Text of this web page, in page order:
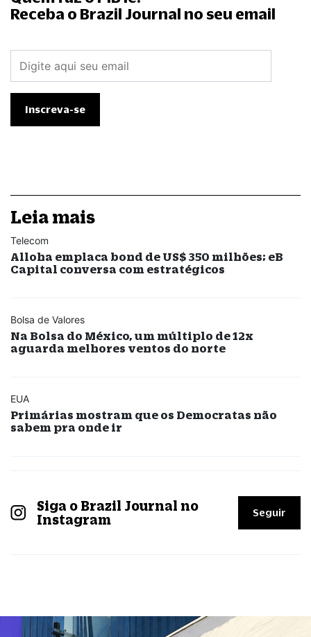
Receba o Brazil Journal no seu email
Leia mais
Telecom
Alloha emplaca bond de US$ 350 milhões; eB
Capital conversa com estratégicos
Bolsa de Valores
Na Bolsa do México, um múltiplo de 12x
aguarda melhores ventos do norte
EUA
Primárias mostram que os Democratas não
sabem pra onde ir
Siga o Brazil Journal no
Instagram
Seguir